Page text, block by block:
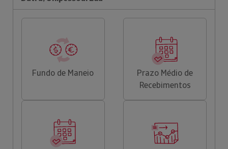
Fundo de Maneio
Prazo Médio de
Recebimentos